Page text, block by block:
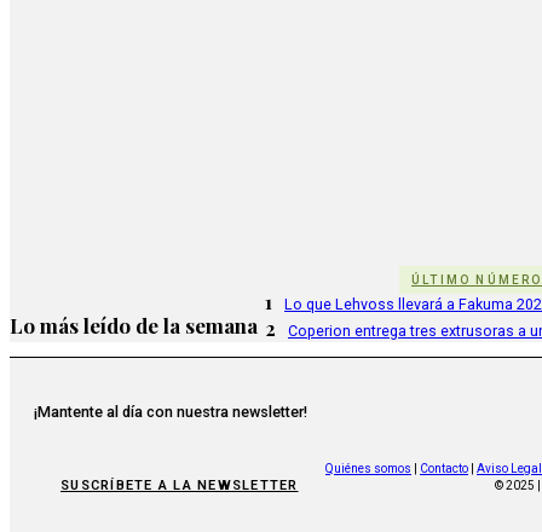
ÚLTIMO NÚMERO
Lo más leído de la semana
1 Lo que Lehvoss llevará a Fakuma
2 Coperion entrega tres extrusoras a
¡Mantente al día con nuestra newsletter!
SUSCRÍBETE A LA NEWSLETTER
Quiénes somos Contacto
Aviso Legal
© 2025